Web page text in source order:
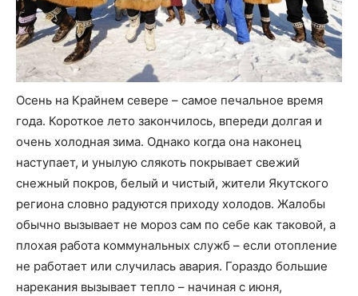
Осень на Крайнем севере – самое печальное время
года. Короткое лето закончилось, впереди долгая и
очень холодная зима. Однако когда она наконец
наступает, и унылую слякоть покрывает свежий
снежный покров, белый и чистый, жители Якутского
региона словно радуются приходу холодов. Жалобы
обычно вызывает не мороз сам по себе как таковой, а
плохая работа коммунальных служб – если отопление
не работает или случилась авария. Гораздо большие
нарекания вызывает тепло – начиная с июня,